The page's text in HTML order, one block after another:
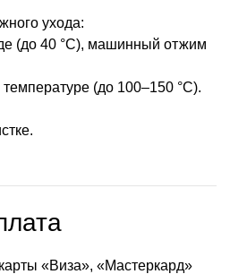
ухода:
(до 40 °С), машинный отжим
(до 100–150 °С).
«Виза», «Мастеркард»